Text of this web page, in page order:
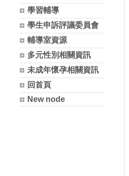
學習輔導
學生申訴評議委員會
輔導室資源
多元性別相關資訊
未成年懷孕相關資訊
回首頁
New node